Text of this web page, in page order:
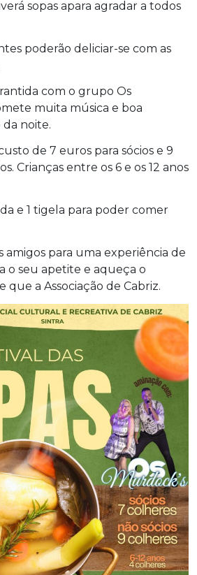
sopas apara agradar a todos
poderão deliciar-se com as
com o grupo Os
muita música e boa
da noite.
de 7 euros para sócios e 9
Crianças entre os 6 e os 12 anos
e 1 tigela para poder comer
amigos para uma experiência de
o seu apetite e aqueça o
que a Associação de Cabriz.